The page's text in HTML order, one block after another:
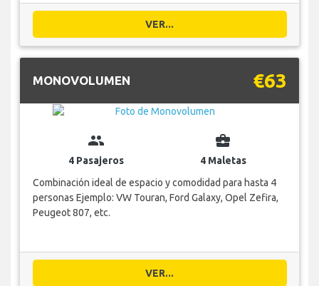
VER...
MONOVOLUMEN €63
group
4 Pasajeros
business_center
4 Maletas
Combinación ideal de espacio y comodidad para hasta 4
personas Ejemplo: VW Touran, Ford Galaxy, Opel Zefira,
Peugeot 807, etc.
VER...